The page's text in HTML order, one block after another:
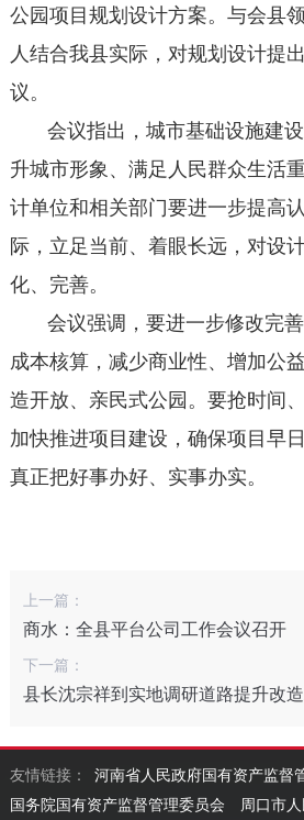
公园项目规划设计方案。与会县
人结合我县实际，对规划设计提
议。
会议指出，城市基础设施建
升城市形象、满足人民群众生活
计单位和相关部门要进一步提高
际，立足当前、着眼长远，对设
化、完善。
会议强调，要进一步修改完
成本核算，减少商业性、增加公
造开放、亲民式公园。要抢时间
加快推进项目建设，确保项目早
真正把好事办好、实事办实。
上一篇：
商水：全县平台公司工作会议召开
下一篇：
县长沈宗祥到实地调研道路提升改
友情链接：
河南省人民政府国有资产监督
国务院国有资产监督管理委员会
周口市